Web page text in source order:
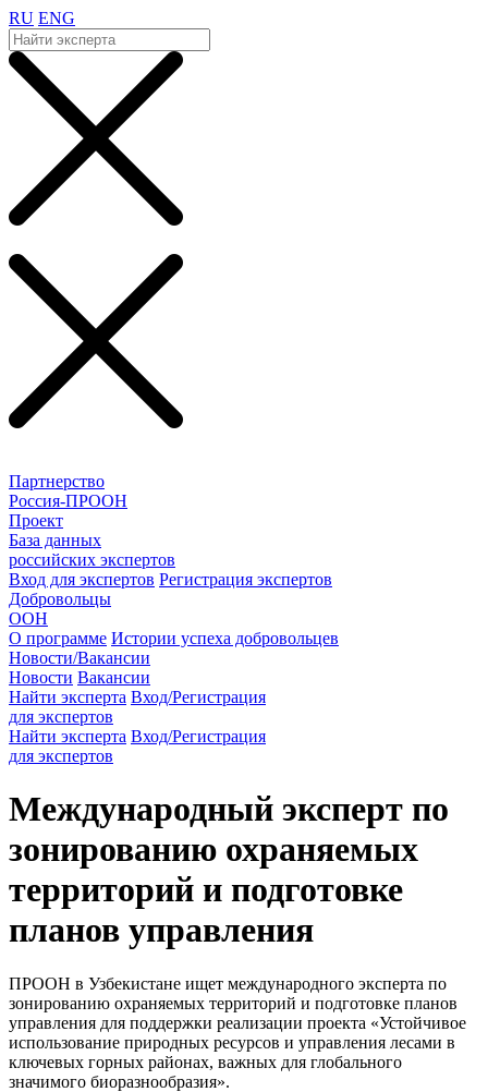
RU ENG
Партнерство
Россия-ПРООН
Проект
База данных
российских экспертов
Вход для экспертов Регистрация экспертов
Добровольцы
ООН
О программе Истории успеха добровольцев
Новости/Вакансии
Новости Вакансии
Найти эксперта Вход/Регистрация
для экспертов
Найти эксперта Вход/Регистрация
для экспертов
Международный эксперт по
зонированию охраняемых
территорий и подготовке
планов управления
ПРООН в Узбекистане ищет международного эксперта по
зонированию охраняемых территорий и подготовке планов
управления для поддержки реализации проекта «Устойчивое
использование природных ресурсов и управления лесами в
ключевых горных районах, важных для глобального
значимого биоразнообразия».